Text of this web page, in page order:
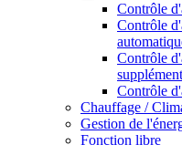
Contrôle
Contrôle
Contrôle
Contrôle
Chauffage /
Gestion de
Fonction libre